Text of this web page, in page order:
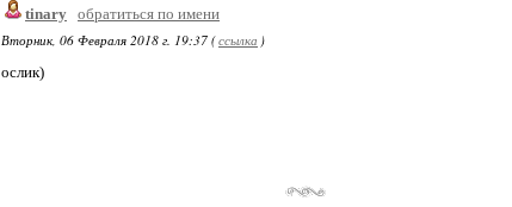
tinary обратиться по имени
Вторник, 06 Февраля 2018 г. 19:37 (ссылка )
ослик)